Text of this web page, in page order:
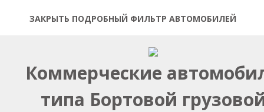
ЗАКРЫТЬ ПОДРОБНЫЙ ФИЛЬТР АВТОМОБИЛЕЙ
Открыть | Закрыть фильтр
Коммерческие
типа Бортовой